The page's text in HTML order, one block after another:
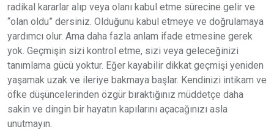
radikal kararlar alıp veya olanı kabul etme sürecine gelir ve
“olan oldu” dersiniz. Olduğunu kabul etmeye ve doğrulamaya
yardımcı olur. Ama daha fazla anlam ifade etmesine gerek
yok. Geçmişin sizi kontrol etme, sizi veya geleceğinizi
tanımlama gücü yoktur. Eğer kayabilir dikkat geçmişi yeniden
yaşamak uzak ve ileriye bakmaya başlar. Kendinizi intikam ve
öfke düşüncelerinden özgür bıraktığınız müddetçe daha
sakin ve dingin bir hayatın kapılarını açacağınızı asla
unutmayın.